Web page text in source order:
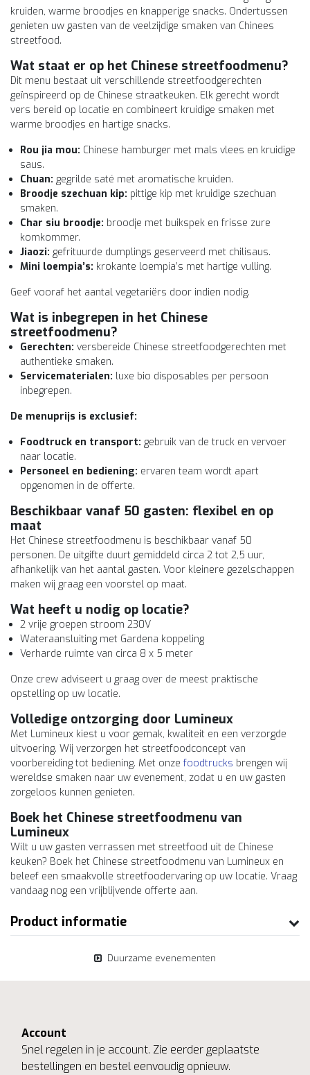
kruiden, warme broodjes en knapperige snacks. Ondertussen
genieten uw gasten van de veelzijdige smaken van Chinees
streetfood.
Wat staat er op het Chinese streetfoodmenu?
Dit menu bestaat uit verschillende streetfoodgerechten
geïnspireerd op de Chinese straatkeuken. Elk gerecht wordt
vers bereid op locatie en combineert kruidige smaken met
warme broodjes en hartige snacks.
Rou jia mou: Chinese hamburger met mals vlees en kruidige
saus.
Chuan: gegrilde saté met aromatische kruiden.
Broodje szechuan kip: pittige kip met kruidige szechuan
smaken.
Char siu broodje: broodje met buikspek en frisse zure
komkommer.
Jiaozi: gefrituurde dumplings geserveerd met chilisaus.
Mini loempia’s: krokante loempia’s met hartige vulling.
Geef vooraf het aantal vegetariërs door indien nodig.
Wat is inbegrepen in het Chinese
streetfoodmenu?
Gerechten: versbereide Chinese streetfoodgerechten met
authentieke smaken.
Servicematerialen: luxe bio disposables per persoon
inbegrepen.
De menuprijs is exclusief:
Foodtruck en transport: gebruik van de truck en vervoer
naar locatie.
Personeel en bediening: ervaren team wordt apart
opgenomen in de offerte.
Beschikbaar vanaf 50 gasten: flexibel en op
maat
Het Chinese streetfoodmenu is beschikbaar vanaf 50
personen. De uitgifte duurt gemiddeld circa 2 tot 2,5 uur,
afhankelijk van het aantal gasten. Voor kleinere gezelschappen
maken wij graag een voorstel op maat.
Wat heeft u nodig op locatie?
2 vrije groepen stroom 230V
Wateraansluiting met Gardena koppeling
Verharde ruimte van circa 8 x 5 meter
Onze crew adviseert u graag over de meest praktische
opstelling op uw locatie.
Volledige ontzorging door Lumineux
Met Lumineux kiest u voor gemak, kwaliteit en een verzorgde
uitvoering. Wij verzorgen het streetfoodconcept van
voorbereiding tot bediening. Met onze foodtrucks brengen wij
wereldse smaken naar uw evenement, zodat u en uw gasten
zorgeloos kunnen genieten.
Boek het Chinese streetfoodmenu van
Lumineux
Wilt u uw gasten verrassen met streetfood uit de Chinese
keuken? Boek het Chinese streetfoodmenu van Lumineux en
beleef een smaakvolle streetfoodervaring op uw locatie. Vraag
vandaag nog een vrijblijvende offerte aan.
Product informatie
Duurzame evenementen
Account
Snel regelen in je account. Zie eerder geplaatste
bestellingen en bestel eenvoudig opnieuw.